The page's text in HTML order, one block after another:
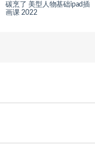
碳烹了 美型人物基础ipad插
画课 2022